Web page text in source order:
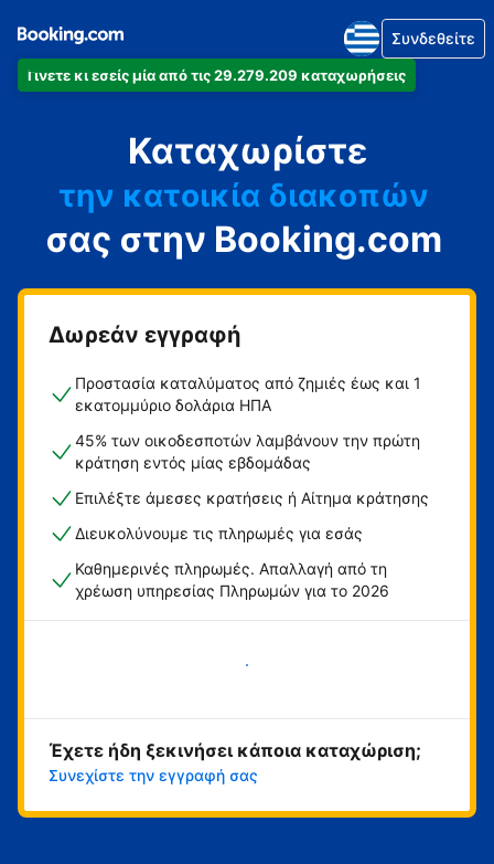
Γίνετε κι εσείς μία από τις 29.279.209 καταχωρήσεις
Συνδεθείτε
Καταχωρίστε
το ξενοδοχείο
την κατοικία διακοπών
τον ξενώνα
τη βίλα
σας στην Booking.com
Δωρεάν εγγραφή
Προστασία καταλύματος από ζημιές έως και 1
εκατομμύριο δολάρια ΗΠΑ
45% των οικοδεσποτών λαμβάνουν την πρώτη
κράτηση εντός μίας εβδομάδας
Επιλέξτε άμεσες κρατήσεις ή Αίτημα κράτησης
Διευκολύνουμε τις πληρωμές για εσάς
Καθημερινές πληρωμές. Απαλλαγή από τη
χρέωση υπηρεσίας Πληρωμών για το 2026
Ξεκινήστε τώρα
Έχετε ήδη ξεκινήσει κάποια καταχώριση;
Συνεχίστε την εγγραφή σας